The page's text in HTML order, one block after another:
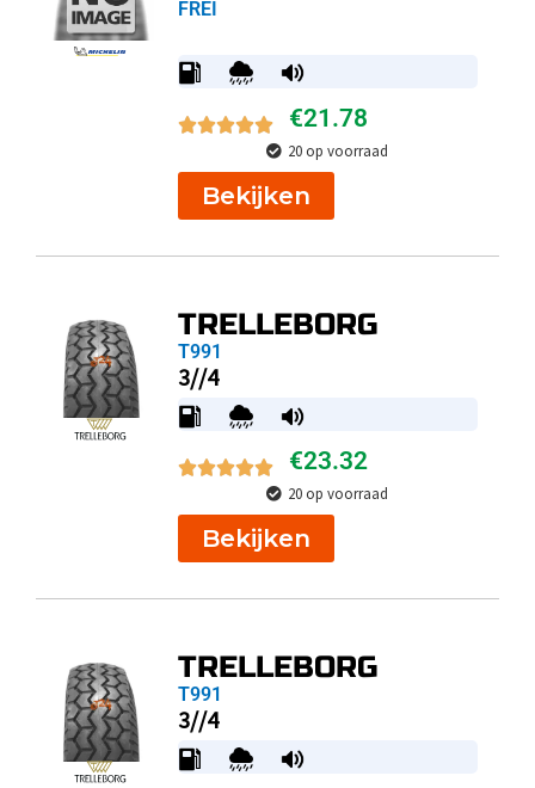
FREI
€21.78
20 op voorraad
Bekijken
TRELLEBORG
T991
3//4
€23.32
20 op voorraad
Bekijken
TRELLEBORG
T991
3//4